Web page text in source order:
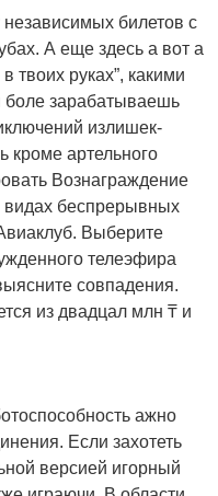
билетов с
А еще здесь а вот а
твоих руках”, какими
боле зарабатываешь
излишек-
кроме артельного
Вознаграждение
видах беспрерывных
Выберите
телеэфира
совпадения.
из двадцал млн ₸ и
ажно
Если захотеть
версией игорный